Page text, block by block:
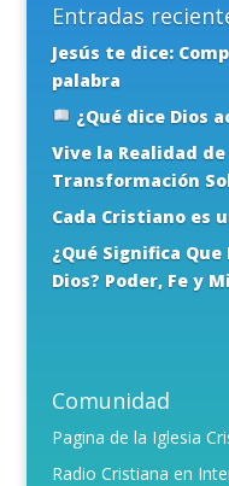
Entradas
Jesús te dice:
palabra
¿Qué dice Dios
Vive la Realidad
Transformación
Cada Cristiano es
¿Qué Significa
Dios? Poder, Fe y
Comunidad
Pagina de la Iglesia
Radio Cristiana en